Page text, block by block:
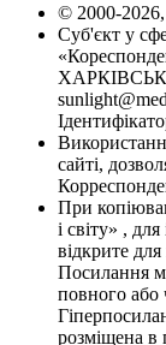
© 2000-
Суб'єкт у
сайті,
При
і світу» ,
відкрите
Посилання
повного або
розміщена в